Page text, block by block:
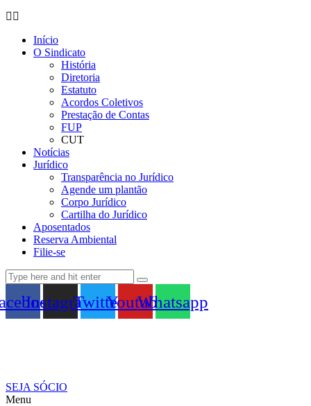
Início
O Sindicato
História
Diretoria
Estatuto
Acordos Coletivos
Prestação de Contas
FUP
CUT
Notícias
Jurídico
Transparência no Jurídico
Agende um plantão
Corpo Jurídico
Cartilha do Jurídico
Aposentados
Reserva Ambiental
Filie-se
InstagramTwitterYoutubeWhatsapp
SEJA SÓCIO
Menu